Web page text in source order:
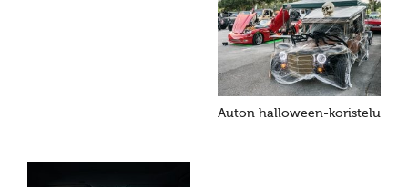
Auton halloween-koristelu